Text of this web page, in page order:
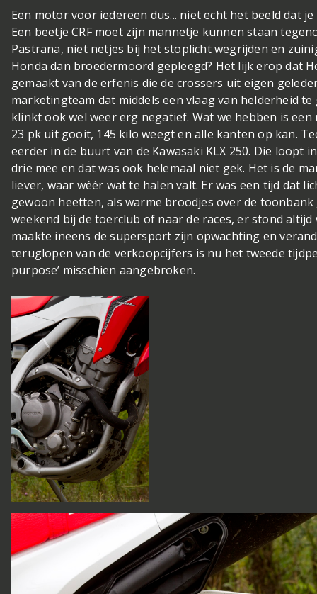
Een motor voor iedereen dus... niet echt het beeld dat
Een beetje CRF moet zijn mannetje kunnen staan
Pastrana, niet netjes bij het stoplicht wegrijden en
Honda dan broedermoord gepleegd? Het lijk erop dat
gemaakt van de erfenis die de crossers uit eigen
marketingteam dat middels een vlaag van helderheid
klinkt ook wel weer erg negatief. Wat we hebben is een
23 pk uit gooit, 145 kilo weegt en alle kanten op kan.
eerder in de buurt van de Kawasaki KLX 250. Die loopt
drie mee en dat was ook helemaal niet gek. Het is de
liever, waar wéér wat te halen valt. Er was een tijd dat
gewoon heetten, als warme broodjes over de
weekend bij de toerclub of naar de races, er stond altijd
maakte ineens de supersport zijn opwachting en
teruglopen van de verkoopcijfers is nu het tweede
purpose’ misschien aangebroken.